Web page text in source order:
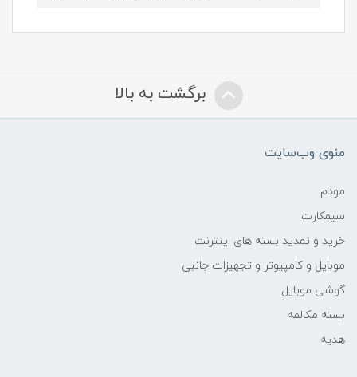
برگشت به بالا
منوی وب‌سایت
مودم
سیمکارت
خرید و تمدید بسته های اینترنت
موبایل و کامپیوتر و تجهیزات جانبی
گوشی موبایل
بسته مکالمه
هدیه